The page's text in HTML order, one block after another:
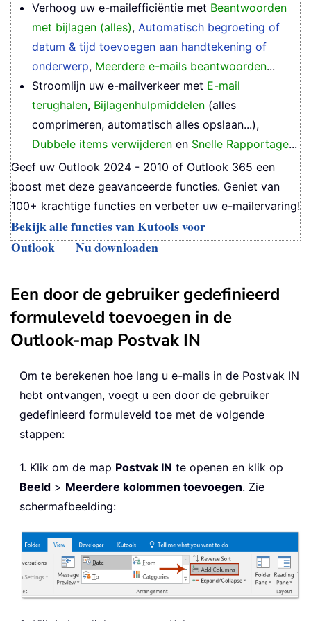
Verhoog uw e-mailefficiëntie met Beantwoorden
met bijlagen (alles), Automatisch begroeting of
datum & tijd toevoegen aan handtekening of
onderwerp, Meerdere e-mails beantwoorden...
Stroomlijn uw e-mailverkeer met E-mail
terughalen, Bijlagenhulpmiddelen (alles
comprimeren, automatisch alles opslaan...),
Dubbele items verwijderen en Snelle Rapportage...
Geef uw Outlook 2024 - 2010 of Outlook 365 een
boost met deze geavanceerde functies. Geniet van
100+ krachtige functies en verbeter uw e-mailervaring!
Bekijk alle functies van Kutools voor
Outlook
Nu downloaden
Een door de gebruiker gedefinieerd
formuleveld toevoegen in de
Outlook-map Postvak IN
Om te berekenen hoe lang u e-mails in de Postvak IN
hebt ontvangen, voegt u een door de gebruiker
gedefinieerd formuleveld toe met de volgende
stappen:
1. Klik om de map Postvak IN te openen en klik op
Beeld > Meerdere kolommen toevoegen. Zie
schermafbeelding: